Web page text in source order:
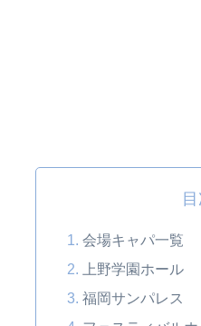
会場キャパ一覧
上野学園ホール
福岡サンパレス